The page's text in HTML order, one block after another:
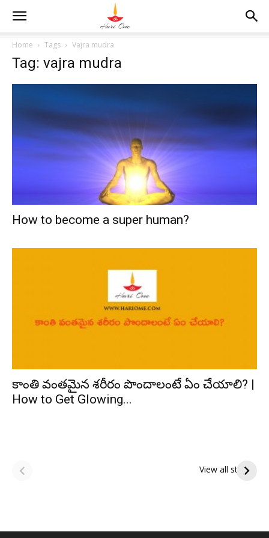
Home Tags Vajra mudra
Tag: vajra mudra
How to become a super human?
కాంతి వంతమైన శరీరం పొందాలంటే ఏం చేయాలి? |
How to Get Glowing...
View all stories
పితృదేవతల ఆశీర్వాదం
పొందే పవిత్ర రోజు
ఇంద్రకీలాద్రి గిరి ప్రదక్షిణ